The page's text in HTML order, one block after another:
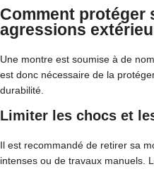
Comment protéger
agressions
Une montre est soumise à de
est donc nécessaire de la
durabilité.
Limiter les chocs et
Il est recommandé de retirer sa
intenses ou de travaux manuels.